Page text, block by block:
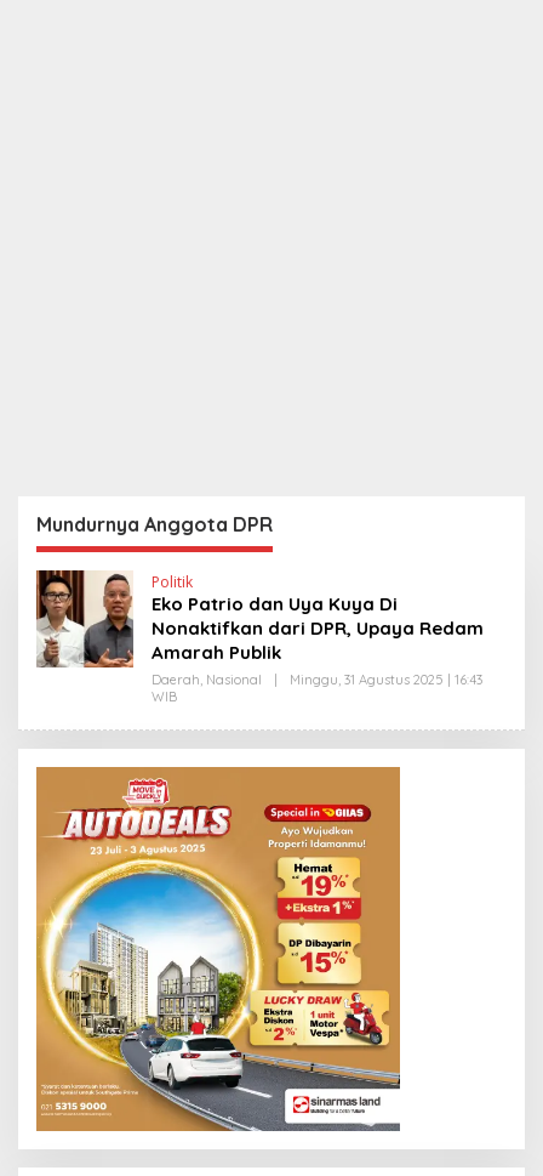
Mundurnya Anggota DPR
Politik
Eko Patrio dan Uya Kuya Di
Nonaktifkan dari DPR, Upaya Redam
Amarah Publik
Daerah, Nasional
Minggu, 31 Agustus 2025 | 16:43
WIB
E
H
E
P
R
I
Y
O
N
O